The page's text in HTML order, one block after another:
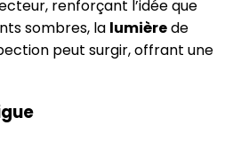
renforçant l’idée que
sombres, la lumièrede
peut surgir, offrant une